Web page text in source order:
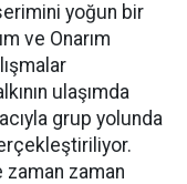
yoğun bir
ve Onarım
ulaşımda
grup yolunda
zaman zaman